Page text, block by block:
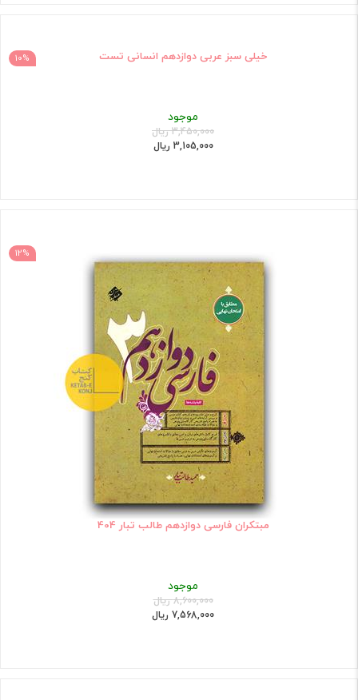
10% خیلی سبز عربی دوازدهم انسانی تست
موجود
3,450,000 ریال
3,105,000 ریال
12%
مبتکران فارسی دوازدهم طالب تبار 404
موجود
8,600,000 ریال
7,568,000 ریال